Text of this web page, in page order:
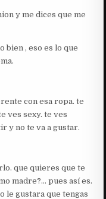
y me dices que me
bien , eso es lo que
con esa ropa. te
ves sexy. te ves
y no te va a gustar.
que quieres que te
madre?… pues así es.
le gustara que tengas